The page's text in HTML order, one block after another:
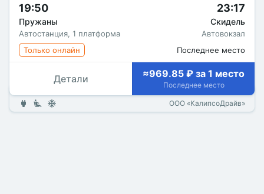
19:50
Пружаны
Автостанция, 1 платформа
23:17
Скидель
Автовокзал
Только онлайн
Последнее место
Детали ≈969.85 ₽ за 1 место
Последнее место
ООО «КалипсоДрайв»